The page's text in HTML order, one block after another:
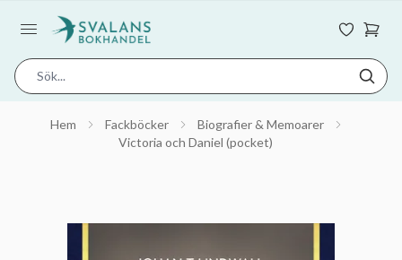
Hem Fackböcker
Biografier & Memoarer
Victoria och Daniel (pocket)